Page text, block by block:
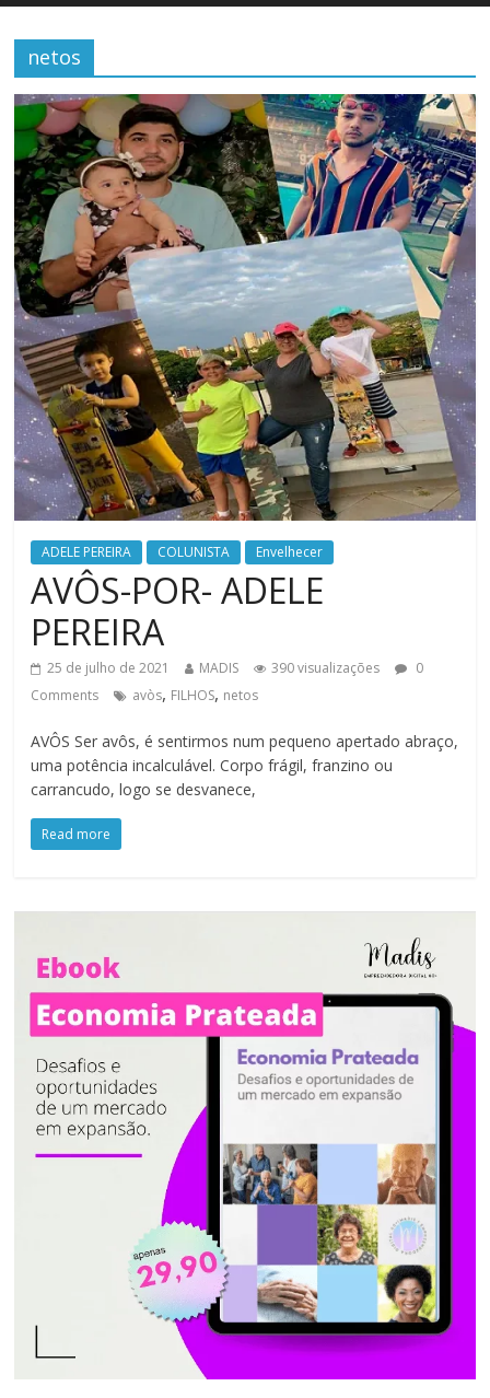
netos
ADELE PEREIRA COLUNISTA Envelhecer
AVÔS-POR- ADELE
PEREIRA
25 de julho de 2021 MADIS 390 visualizações
0
Comments
avòs, FILHOS, netos
AVÔS Ser avôs, é sentirmos num pequeno apertado abraço,
uma potência incalculável. Corpo frágil, franzino ou
carrancudo, logo se desvanece,
Read more